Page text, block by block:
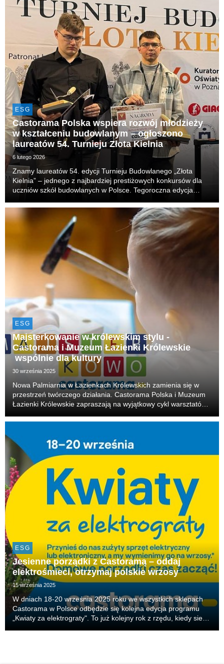
ESG
Castorama Polska wspiera rozwój młodzieży
w kształceniu budowlanym – ogłoszono
laureatów 54. Turnieju Złota Kielnia
6 lutego 2026
Znamy laureatów 54. edycji Turnieju Budowlanego „Złota
Kielnia” – jednego z najbardziej prestiżowych konkursów dla
uczniów szkół budowlanych w Polsce. Tegoroczna edycja
pełniła tym razem rolę sponsora general...
ESG
Majsterkowanie w królewskim stylu -
Castorama i Muzeum Łazienki Królewskie
wspólnie dla kultury
30 września 2025
Nowa Palmiarnia w Łazienkach Królewskich zamienia się w
przestrzeń twórczego działania. Castorama Polska i Muzeum
Łazienki Królewskie zapraszają na wyjątkowy cykl warsztatów
rzemiosłem.
ESG
Jesienne porządki z Castoramą – oddaj
elektrośmieci, otrzymaj polskie wrzosy
15 września 2025
W dniach 18-20 września 2025 roku we wszystkich sklepach
Castorama w Polsce odbędzie się kolejna edycja programu
„Kwiaty za elektrograty". To już kolejny rok z rzędu, kiedy sieć